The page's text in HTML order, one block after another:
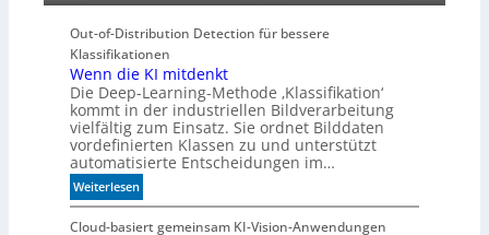
Out-of-Distribution Detection für bessere
Klassifikationen
Wenn die KI mitdenkt
Die Deep-Learning-Methode ‚Klassifikation‘
kommt in der industriellen Bildverarbeitung
vielfältig zum Einsatz. Sie ordnet Bilddaten
vordefinierten Klassen zu und unterstützt
automatisierte Entscheidungen im…
Weiterlesen:
W
e
Cloud-basiert gemeinsam KI-Vision-Anwendungen